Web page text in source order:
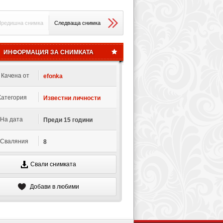
снимка Следваща снимка
ИНФОРМАЦИЯ ЗА СНИМКАТА
Качена от efonka
Известни личности
На дата Преди 15 години
Сваляния 8
Свали снимката
Добави в любими